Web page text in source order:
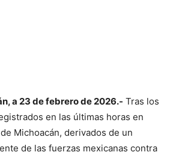
a 23 de febrero de 2026.- Tras los
en las últimas horas en
Michoacán, derivados de un
de las fuerzas mexicanas contra